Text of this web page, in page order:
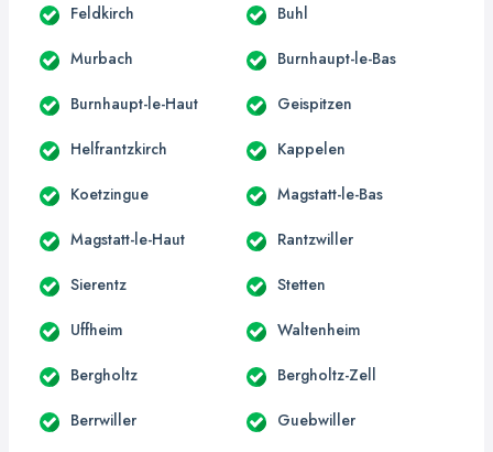
Feldkirch Buhl
Murbach Burnhaupt-le-Bas
Burnhaupt-le-Haut Geispitzen
Helfrantzkirch Kappelen
Koetzingue Magstatt-le-Bas
Magstatt-le-Haut Rantzwiller
Sierentz Stetten
Uffheim Waltenheim
Bergholtz Bergholtz-Zell
Berrwiller Guebwiller